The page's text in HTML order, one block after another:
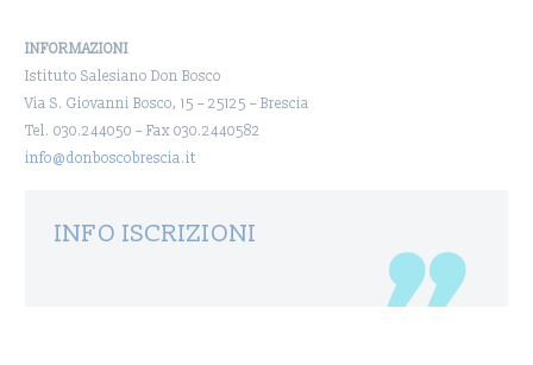
INFORMAZIONI
Istituto Salesiano Don Bosco
Via S. Giovanni Bosco, 15 – 25125 – Brescia
Tel. 030.244050 – Fax 030.2440582
info@donboscobrescia.it
INFO ISCRIZIONI